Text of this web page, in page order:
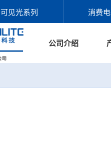
可见光系列 消费
公司介绍